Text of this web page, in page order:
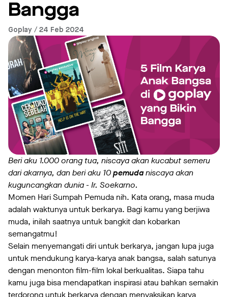
Bangga
Goplay / 24 Feb 2024
Beri aku 1.000 orang tua, niscaya akan kucabut semeru
dari akarnya, dan beri aku 10pemudaniscaya akan
kuguncangkan dunia - Ir. Soekarno.
Momen Hari Sumpah Pemuda nih. Kata orang, masa muda
adalah waktunya untuk berkarya. Bagi kamu yang berjiwa
muda, inilah saatnya untuk bangkit dan kobarkan
semangatmu!
Selain menyemangati diri untuk berkarya, jangan lupa juga
untuk mendukung karya-karya anak bangsa, salah satunya
dengan menonton film-film lokal berkualitas. Siapa tahu
kamu juga bisa mendapatkan inspirasi atau bahkan semakin
terdorong untuk berkarya dengan menyaksikan karya